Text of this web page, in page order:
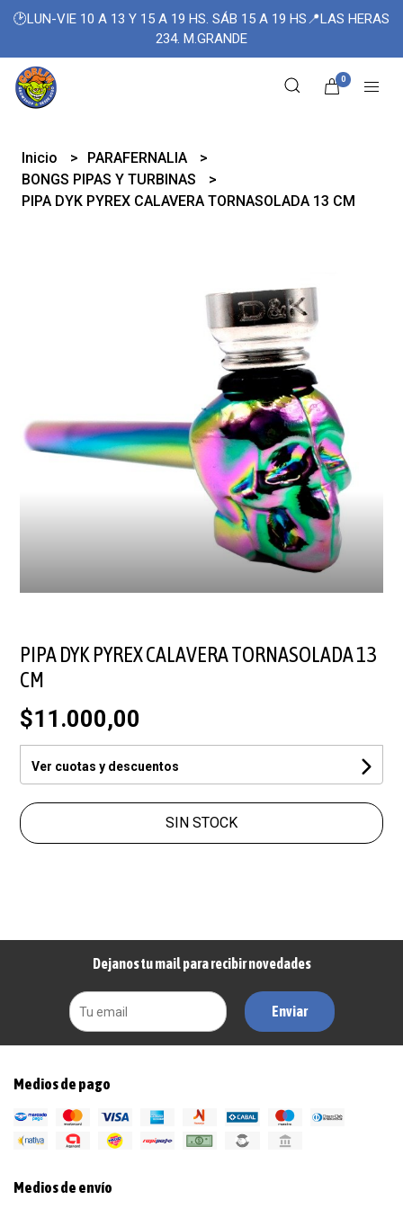
🕑LUN-VIE 10 A 13 Y 15 A 19 HS. SÁB 15 A 19 HS📍LAS HERAS
234. M.GRANDE
0
Inicio
PARAFERNALIA
BONGS PIPAS Y TURBINAS
PIPA DYK PYREX CALAVERA TORNASOLADA 13 CM
PIPA DYK PYREX CALAVERA TORNASOLADA 13
CM
$11.000,00
Ver cuotas y descuentos
SIN STOCK
Dejanos tu mail para recibir novedades
Enviar
Medios de pago
Medios de envío